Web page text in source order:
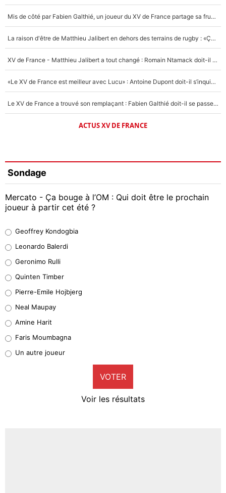
Mis de côté par Fabien Galthié, un joueur du XV de France partage sa frustration : «ils ne me l’ont pas dit tout de suite»
La raison d'être de Matthieu Jalibert en dehors des terrains de rugby : «Ça m'atteint autant que si tu touches à un membre de ma famille»
XV de France - Matthieu Jalibert a tout changé : Romain Ntamack doit-il s’inquiéter pour sa place à un an de la Coupe du monde ?
«Le XV de France est meilleur avec Lucu» : Antoine Dupont doit-il s’inquiéter pour sa place ?
Le XV de France a trouvé son remplaçant : Fabien Galthié doit-il se passer d'Antoine Dupont ?
ACTUS XV DE FRANCE
Sondage
Mercato - Ça bouge à l’OM : Qui doit être le prochain
joueur à partir cet été ?
38%
32%
4%
1%
9%
Geoffrey Kondogbia
Leonardo Balerdi
Geronimo Rulli
Quinten Timber
Pierre-Emile Hojbjerg
Neal Maupay
Amine Harit
Faris Moumbagna
Un autre joueur
VOTER
Voir les résultats